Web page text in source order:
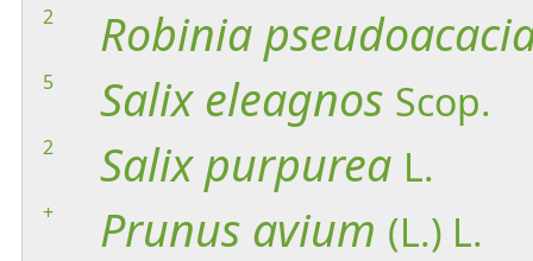
2 Robinia
5 Salix eleagnos Scop.
2 Salix purpurea L.
+ Prunus avium (L.) L.